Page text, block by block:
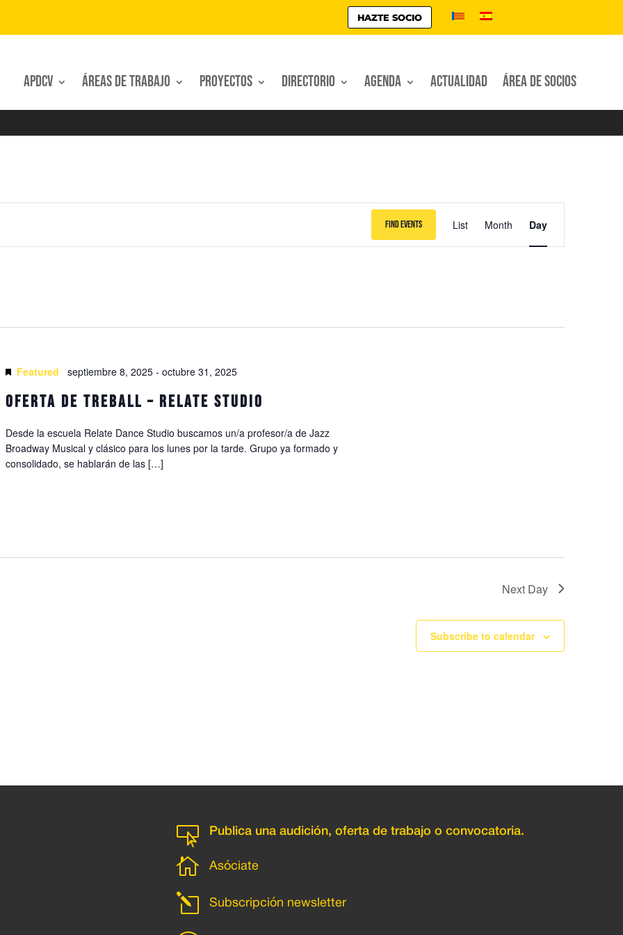
HAZTE SOCIO
APDCV Áreas de trabajo Proyectos Directorio Agenda Actualidad Área de socios
Find Events
Event
Views
List Month Day
Featured septiembre 8, 2025 -octubre 31, 2025
Oferta de treball – Relate Studio
Desde la escuela Relate Dance Studio buscamos un/a profesor/a de Jazz
Broadway Musical y clásico para los lunes por la tarde. Grupo ya formado y
consolidado, se hablarán de las […]
Next Day
Subscribe to calendar
 Publica una audición, oferta de trabajo o convocatoria.
 Asóciate
l Subscripción newsletter